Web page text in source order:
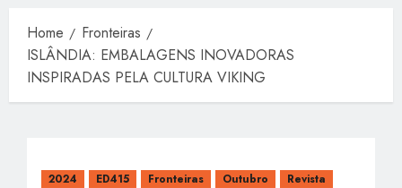
Home
Fronteiras
ISLÂNDIA: EMBALAGENS INOVADORAS
INSPIRADAS PELA CULTURA VIKING
2024 ED415 Fronteiras Outubro Revista